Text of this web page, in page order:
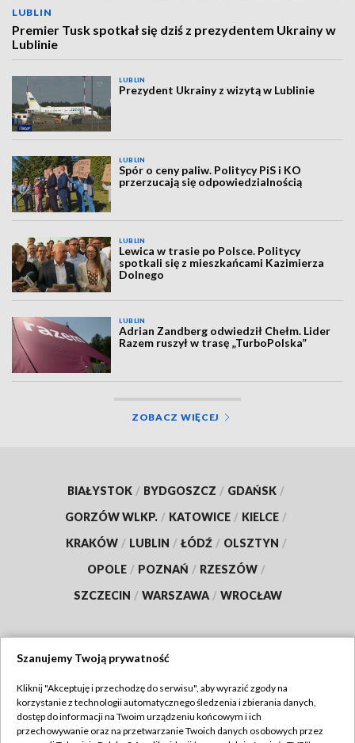
LUBLIN
Premier Tusk spotkał się dziś z prezydentem Ukrainy w
Lublinie
LUBLIN
Prezydent Ukrainy z wizytą w Lublinie
LUBLIN
Spór o ceny paliw. Politycy PiS i KO
przerzucają się odpowiedzialnością
LUBLIN
Lewica w trasie po Polsce. Politycy
spotkali się z mieszkańcami Kazimierza
Dolnego
LUBLIN
Adrian Zandberg odwiedził Chełm. Lider
Razem ruszył w trasę „TurboPolska”
ZOBACZ WIĘCEJ
BIAŁYSTOK / BYDGOSZCZ / GDAŃSK /
GORZÓW WLKP. / KATOWICE / KIELCE /
KRAKÓW / LUBLIN / ŁÓDŹ / OLSZTYN /
OPOLE / POZNAŃ / RZESZÓW /
SZCZECIN / WARSZAWA / WROCŁAW
TVP
Abonament TVP
Regulamin TVP
Szanujemy Twoją prywatność
Kliknij "Akceptuję i przechodzę do serwisu", aby wyrazić zgody na
korzystanie z technologii automatycznego śledzenia i zbierania danych,
dostęp do informacji na Twoim urządzeniu końcowym i ich
przechowywanie oraz na przetwarzanie Twoich danych osobowych przez